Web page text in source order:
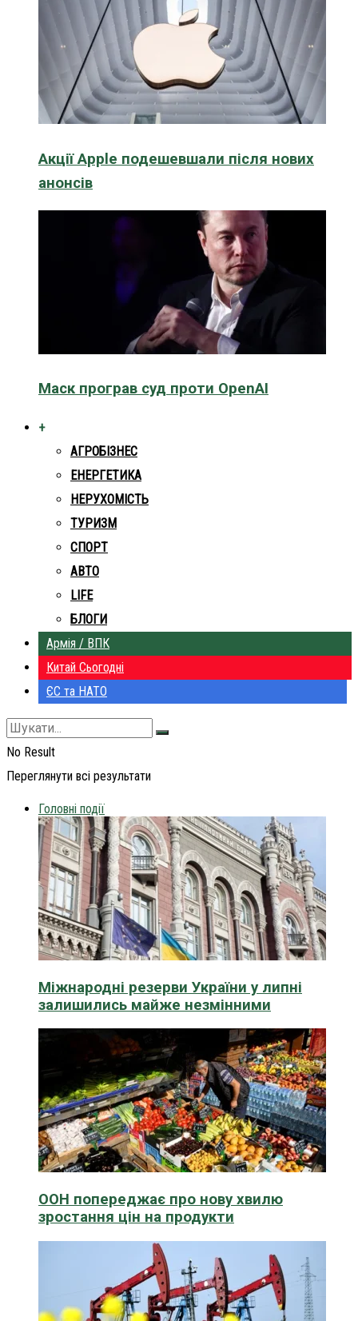
Акції Apple подешевшали після нових
анонсів
Маск програв суд проти OpenAI
+
АГРОБІЗНЕС
ЕНЕРГЕТИКА
НЕРУХОМІСТЬ
ТУРИЗМ
СПОРТ
АВТО
LIFE
БЛОГИ
Армія / ВПК
Китай Сьогодні
ЄС та НАТО
No Result
Переглянути всі результати
Головні події
Міжнародні резерви України у липні
залишились майже незмінними
ООН попереджає про нову хвилю
зростання цін на продукти